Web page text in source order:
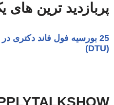
پربازدید ترین های